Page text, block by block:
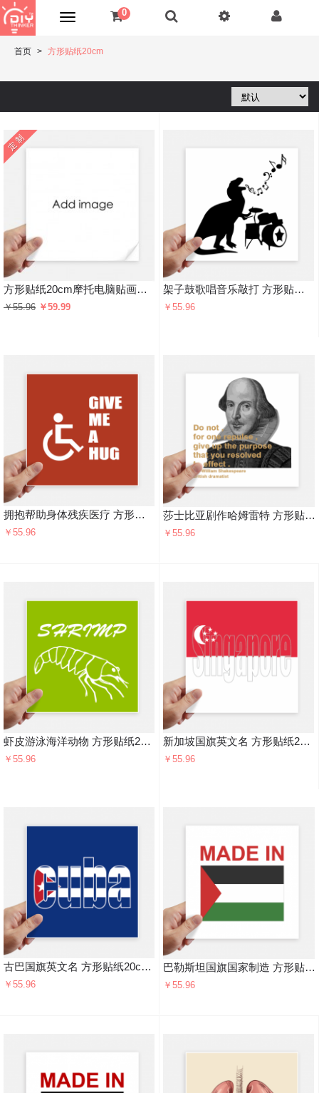
0
首页 方形贴纸20cm
方形贴纸20cm摩托电脑贴画旅行箱装饰4片
￥55.96 ￥59.99
架子鼓歌唱音乐敲打 方形贴纸20cm摩托电脑贴画旅行箱装饰4片
￥55.96
拥抱帮助身体残疾医疗 方形贴纸20cm摩托电脑贴画旅行箱装饰4片
￥55.96
莎士比亚剧作哈姆雷特 方形贴纸20cm摩托电脑贴画旅行箱装饰4片
￥55.96
虾皮游泳海洋动物 方形贴纸20cm摩托电脑贴画旅行箱装饰4片
￥55.96
新加坡国旗英文名 方形贴纸20cm摩托电脑贴画旅行箱装饰4片
￥55.96
古巴国旗英文名 方形贴纸20cm摩托电脑贴画旅行箱装饰4片
￥55.96
巴勒斯坦国旗国家制造 方形贴纸20cm摩托电脑贴画旅行箱装饰4片
￥55.96